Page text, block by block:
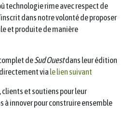
technologie rime avec respect de
dans notre volonté de proposer
et produite de manière
deSud Ouestdans leur édition
via le lien suivant
clients et soutiens pour leur
à innover pour construire ensemble